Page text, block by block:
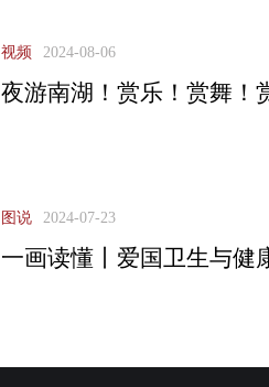
视频 2024-08-06
夜游南湖！赏乐！赏舞！
图说 2024-07-23
一画读懂丨爱国卫生与健